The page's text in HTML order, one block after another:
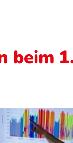
beim